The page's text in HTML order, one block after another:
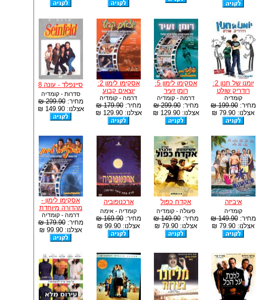
יומנו של חנון 2:
רודריק שולט
קומדיה
מחיר:199.90 ₪
אצלנו: 79.90 ₪
אסקימו לימון 5:
רומן זעיר
דרמה - קומדיה
מחיר:299.90 ₪
אצלנו: 129.90 ₪
אסקימו לימון 2:
יוצאים קבוע
דרמה - קומדיה
מחיר:179.90 ₪
אצלנו: 129.90 ₪
סיינפלד - עונה 8
סדרות - קומדיה
מחיר:299.90 ₪
אצלנו: 149.90 ₪
איביזה
קומדיה
מחיר:149.90 ₪
אצלנו: 79.90 ₪
אקדח כפול
פעולה - קומדיה
מחיר:149.90 ₪
אצלנו: 79.90 ₪
ארכנופוביה
קומדיה - אימה
מחיר:169.90 ₪
אצלנו: 99.90 ₪
אסקימו לימון -
מהדורה מיוחדת
דרמה - קומדיה
מחיר:179.90 ₪
אצלנו: 99.90 ₪